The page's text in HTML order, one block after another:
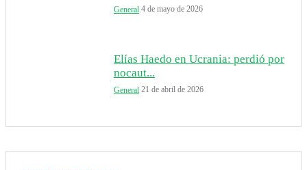
General 4 de mayo de 2026
Elías Haedo en Ucrania: perdió por
nocaut...
General 21 de abril de 2026